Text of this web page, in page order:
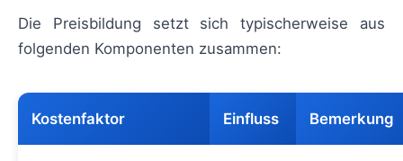
Die Preisbildung setzt sich typischerweise aus
folgenden Komponenten zusammen:
Kostenfaktor Einfluss Bemerkung